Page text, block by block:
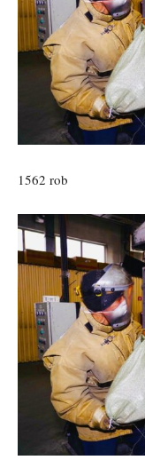
1562 rob